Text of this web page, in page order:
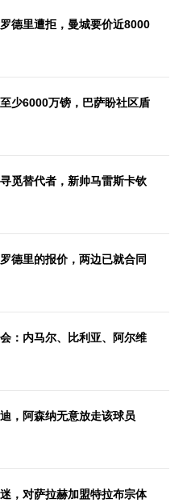
德里遭拒，曼城要价近8000
少6000万镑，巴萨盼社区盾
觅替代者，新帅马雷斯卡钦
德里的报价，两边已就合同
：内马尔、比利亚、阿尔维
，阿森纳无意放走该球员
，对萨拉赫加盟特拉布宗体